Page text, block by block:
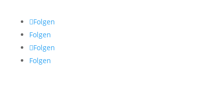
Folgen
Folgen
Folgen
Folgen